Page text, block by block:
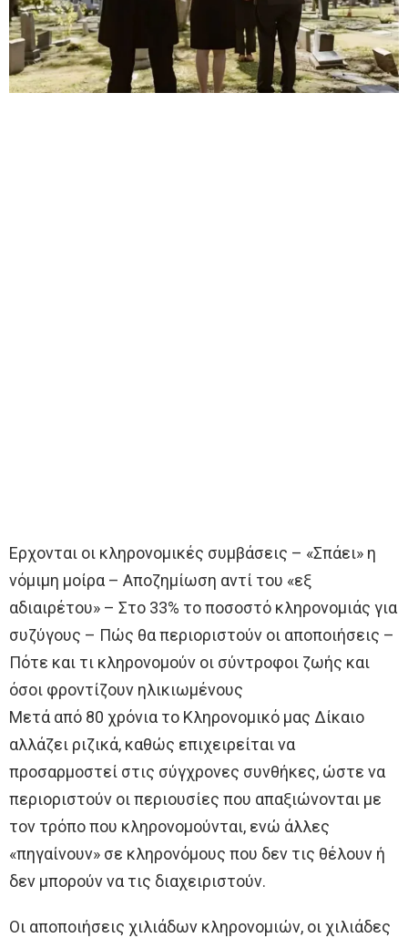
Ερχονται οι κληρονομικές συμβάσεις – «Σπάει» η
νόμιμη μοίρα – Αποζημίωση αντί του «εξ
αδιαιρέτου» – Στο 33% το ποσοστό κληρονομιάς για
συζύγους – Πώς θα περιοριστούν οι αποποιήσεις –
Πότε και τι κληρονομούν οι σύντροφοι ζωής και
όσοι φροντίζουν ηλικιωμένους
Μετά από 80 χρόνια το Κληρονομικό μας Δίκαιο
αλλάζει ριζικά, καθώς επιχειρείται να
προσαρμοστεί στις σύγχρονες συνθήκες, ώστε να
περιοριστούν οι περιουσίες που απαξιώνονται με
τον τρόπο που κληρονομούνται, ενώ άλλες
«πηγαίνουν» σε κληρονόμους που δεν τις θέλουν ή
δεν μπορούν να τις διαχειριστούν.
Οι αποποιήσεις χιλιάδων κληρονομιών, οι χιλιάδες